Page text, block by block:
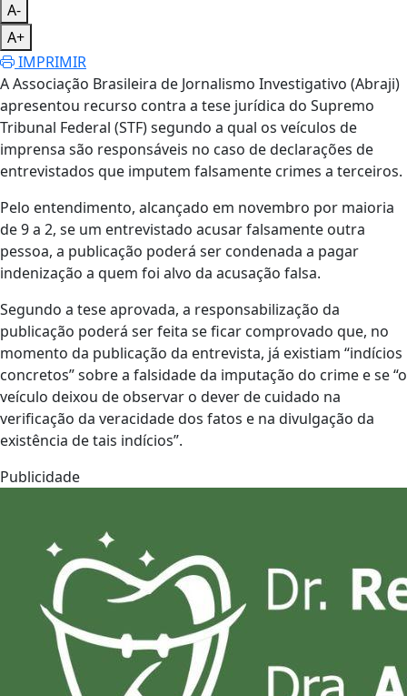
A-
A+
IMPRIMIR
A Associação Brasileira de Jornalismo Investigativo (Abraji)
apresentou recurso contra a tese jurídica do Supremo
Tribunal Federal (STF) segundo a qual os veículos de
imprensa são responsáveis no caso de declarações de
entrevistados que imputem falsamente crimes a terceiros.
Pelo entendimento, alcançado em novembro por maioria
de 9 a 2, se um entrevistado acusar falsamente outra
pessoa, a publicação poderá ser condenada a pagar
indenização a quem foi alvo da acusação falsa.
Segundo a tese aprovada, a responsabilização da
publicação poderá ser feita se ficar comprovado que, no
momento da publicação da entrevista, já existiam “indícios
concretos” sobre a falsidade da imputação do crime e se “o
veículo deixou de observar o dever de cuidado na
verificação da veracidade dos fatos e na divulgação da
existência de tais indícios”.
Publicidade